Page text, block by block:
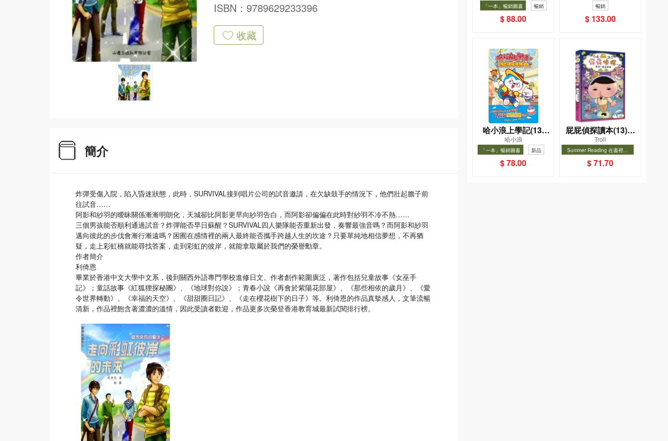
ISBN：9789629233396
收藏
簡介
炸彈受傷入院，陷入昏迷狀態，此時，SURVIVAL接到唱片公司的試音邀請，在欠缺鼓手的情況下，他們壯起膽子前
往試音……
阿影和紗羽的曖昧關係漸漸明朗化，天城卻比阿影更早向紗羽告白，而阿影卻偏偏在此時對紗羽不冷不熱……
三個男孩能否順利通過試音？炸彈能否早日蘇醒？SURVIVAL四人樂隊能否重新出發，奏響最強音嗎？而阿影和紗羽
邁向彼此的步伐會漸行漸遠嗎？困囿在感情裡的兩人最終能否攜手跨越人生的坎途？只要單純地相信夢想，不再猶
疑，走上彩虹橋就能尋找答案，走到彩虹的彼岸，就能拿取屬於我們的榮譽勳章。
作者簡介
利倚恩
畢業於香港中文大學中文系，後到關西外語專門學校進修日文。作者創作範圍廣泛，著作包括兒童故事《女巫手
記》；童話故事《紅狐狸探秘團》、《地球對你說》；青春小說《再會於紫陽花部屋》、《那些相依的歲月》、《愛
令世界轉動》、《幸福的天空》、《甜甜圈日記》、《走在櫻花樹下的日子》等。利倚恩的作品真摰感人，文筆流暢
清新，作品裡飽含著濃濃的溫情，因此受讀者歡迎，作品更多次榮登香港教育城最新試閱排行榜。
凱辰
「一本」暢銷圖書 暢銷
$ 88.00
事
暢銷
$ 133.00
哈小浪上學記(13)
——逃出神奇博物館
哈小浪
「一本」暢銷圖書
新品
暢銷
$ 78.00
屁屁偵探讀本(13)－
－對決！怪盜學院
（星星篇）
Troll
Summer Reading 在書裡度
選圖書67折
暢銷
$ 71.70